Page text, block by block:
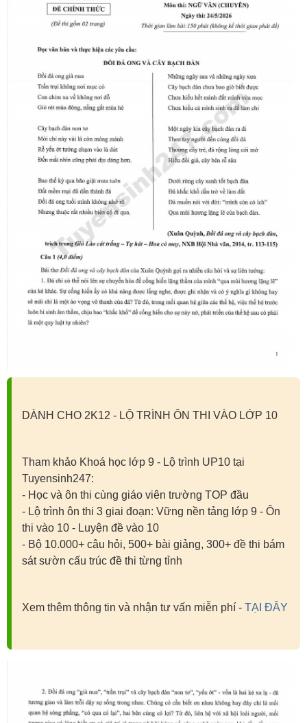
DÀNH CHO 2K12 - LỘ TRÌNH ÔN THI VÀO LỚP 10
Tham khảo Khoá học lớp 9 - Lộ trình UP10 tại
Tuyensinh247:
- Học và ôn thi cùng giáo viên trường TOP đầu
- Lộ trình ôn thi 3 giai đoạn: Vững nền tảng lớp 9 - Ôn
thi vào 10 - Luyện đề vào 10
- Bộ 10.000+ câu hỏi, 500+ bài giảng, 300+ đề thi bám
sát sườn cấu trúc đề thi từng tỉnh
Xem thêm thông tin và nhận tư vấn miễn phí - TẠI ĐÂY